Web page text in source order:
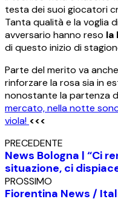
testa dei suoi giocatori
Tanta qualità e la voglia
avversario hanno reso la
di questo inizio di
Parte del merito va
rinforzare la rosa sia in
nonostante la partenza
mercato, nella notte
viola! <<<
PRECEDENTE
News Bologna | “Ci
situazione, ci
PROSSIMO
Fiorentina News /